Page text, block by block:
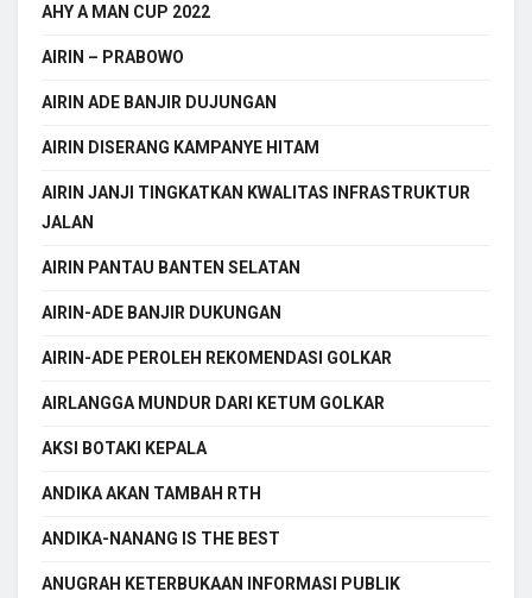
AHY A MAN CUP 2022
AIRIN – PRABOWO
AIRIN ADE BANJIR DUJUNGAN
AIRIN DISERANG KAMPANYE HITAM
AIRIN JANJI TINGKATKAN KWALITAS INFRASTRUKTUR
JALAN
AIRIN PANTAU BANTEN SELATAN
AIRIN-ADE BANJIR DUKUNGAN
AIRIN-ADE PEROLEH REKOMENDASI GOLKAR
AIRLANGGA MUNDUR DARI KETUM GOLKAR
AKSI BOTAKI KEPALA
ANDIKA AKAN TAMBAH RTH
ANDIKA-NANANG IS THE BEST
ANUGRAH KETERBUKAAN INFORMASI PUBLIK